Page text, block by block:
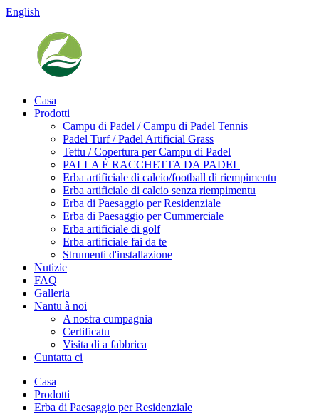
English
Casa
Prodotti
Campu di Padel / Campu di Padel Tennis
Padel Turf / Padel Artificial Grass
Tettu / Copertura per Campu di Padel
PALLA È RACCHETTA DA PADEL
Erba artificiale di calcio/football di riempimentu
Erba artificiale di calcio senza riempimentu
Erba di Paesaggio per Residenziale
Erba di Paesaggio per Cummerciale
Erba artificiale di golf
Erba artificiale fai da te
Strumenti d'installazione
Nutizie
FAQ
Galleria
Nantu à noi
A nostra cumpagnia
Certificatu
Visita di a fabbrica
Cuntatta ci
Casa
Prodotti
Erba di Paesaggio per Residenziale